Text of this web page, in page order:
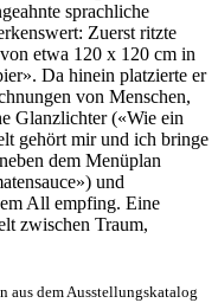
sprachliche
Zuerst ritzte
etwa 120 x 120 cm in
Da hinein platzierte er
von Menschen,
Glanzlichter («Wie ein
gehört mir und ich bringe
dem Menüplan
und
All empfing. Eine
zwischen Traum,
aus dem Ausstellungskatalog